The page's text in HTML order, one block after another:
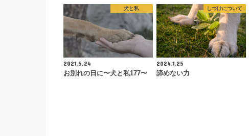
犬と私
2021.5.24
お別れの日に〜犬と私177〜
しつけについて
2024.1.25
諦めない力